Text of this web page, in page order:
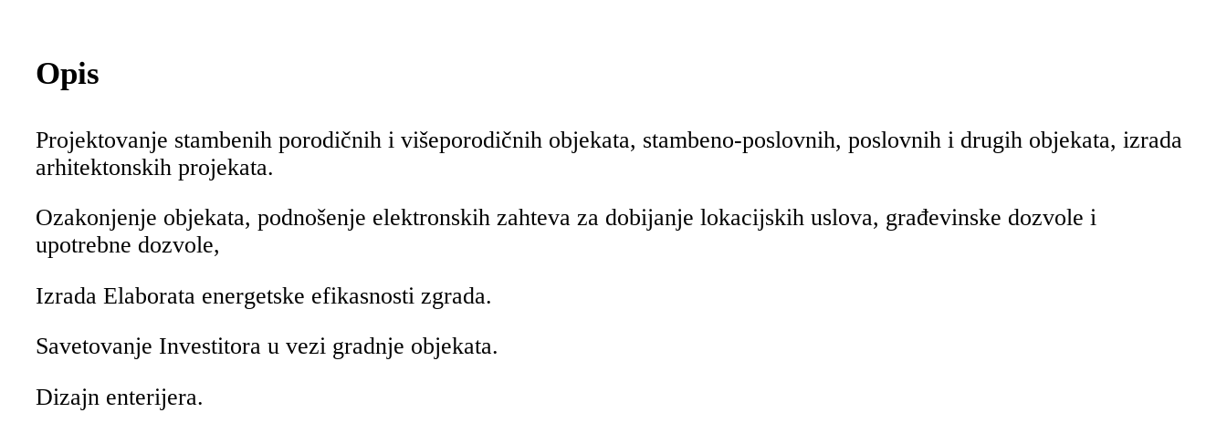
Opis
Projektovanje stambenih porodičnih i višeporodičnih objekata, stambeno-poslovnih, poslovnih i drugih objekata, izrada
arhitektonskih projekata.
Ozakonjenje objekata, podnošenje elektronskih zahteva za dobijanje lokacijskih uslova, građevinske dozvole i
upotrebne dozvole,
Izrada Elaborata energetske efikasnosti zgrada.
Savetovanje Investitora u vezi gradnje objekata.
Dizajn enterijera.